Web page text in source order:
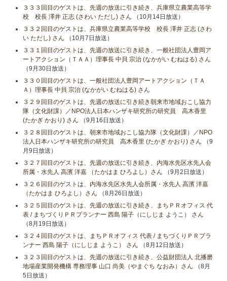
３３３回目のゲストは、先週の放送に引き続き、兵庫県立農業高等学
校 校長 澤井 正志 (さわい ただし) さん （10月14日放送）
３３２回目のゲストは、兵庫県立農業高等学校 校長 澤井 正志 (さわ
い ただし) さん （10月7日放送）
３３１回目のゲストは、先週の放送に引き続き、一般社団法人豊岡ア
ートアクション（ＴＡＡ）理事長 中貝 宗治 (なかがい むねはる) さん
（9月30日放送）
３３０回目のゲストは、一般社団法人豊岡アートアクション（ＴＡ
Ａ）理事長 中貝 宗治 (なかがい むねはる) さん
３２９回目のゲストは、先週の放送に引き続き朝来市地域おこし協力
隊（文化財課）／NPO法人日本ハンザキ研究所の研究員 高木香里
(たかぎ かおり) さん （9月16日放送）
３２８回目のゲストは、朝来市地域おこし協力隊（文化財課）／NPO
法人日本ハンザキ研究所の研究員 高木香里 (たかぎ かおり) さん （9
月9日放送）
３２７回目のゲストは、先週の放送に引き続き、内海水先区水先人会
所属・水先人 高濱 洋嘉 （たかはま ひろよし）さん （9月2日放送）
３２６回目のゲストは、内海水先区水先人会所属・水先人 高濱 洋嘉
（たかはま ひろよし）さん （8月26日放送）
３２５回目のゲストは、先週の放送に引き続き、まちＰＲオフィス 代
表 / まちづくりＰＲプランナー 西島 陽子（にしじま ようこ） さん
（8月19日放送）
３２４回目のゲストは、まちＰＲオフィス 代表 / まちづくりＰＲプラ
ンナー 西島 陽子（にしじま ようこ） さん （8月12日放送）
３２３回目のゲストは、先週の放送に引き続き、公益財団法人 北播磨
地場産業開発機構 専務理事 山口 尚美（やまぐち なおみ）さん （8月
5日放送）